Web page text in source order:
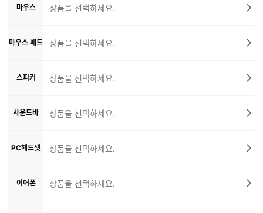
마우스 상품을 선택하세요.
마우스 패드 상품을 선택하세요.
스피커 상품을 선택하세요.
사운드바 상품을 선택하세요.
PC헤드셋 상품을 선택하세요.
이어폰 상품을 선택하세요.